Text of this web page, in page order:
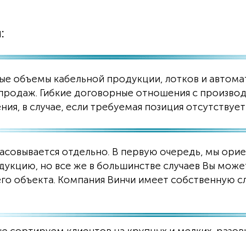
объемы кабельной продукции, лотков и
Гибкие договорные отношения с
в случае, если требуемая позиция
отдельно. В первую очередь, мы
но все же в большинстве случаев Вы
объекта. Компания Винчи имеет собственную